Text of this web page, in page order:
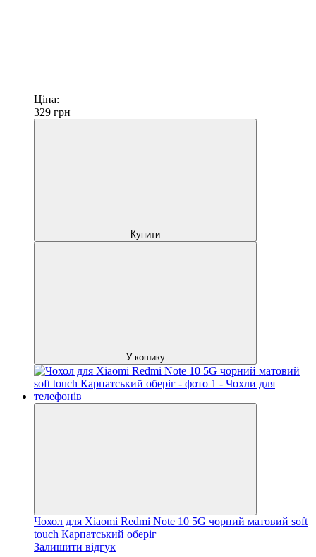
Ціна:
329 грн
Купити
У кошику
Чохол для Xiaomi Redmi Note 10 5G чорний матовий soft
touch Карпатський оберіг
Залишити відгук